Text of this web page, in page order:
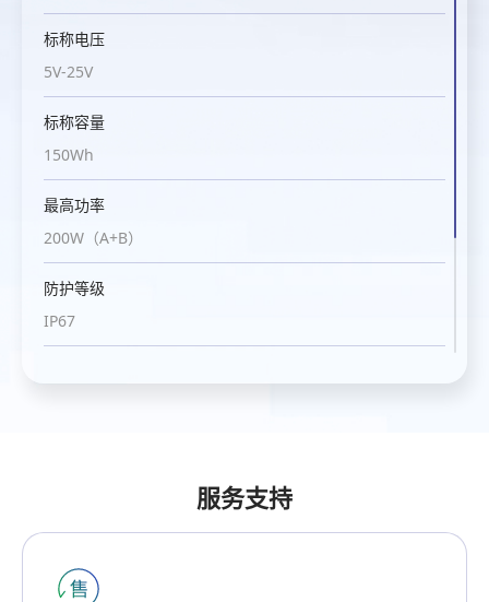
标称电压
5V-25V
标称容量
150Wh
最高功率
200W（A+B）
防护等级
IP67
铝镁合金、磷酸铁锂电池、氮化镓器件
服务支持